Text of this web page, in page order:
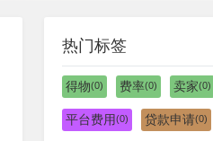
热门标签
得物(0) 费率(0) 卖家(0)
平台费用(0) 贷款申请(0)